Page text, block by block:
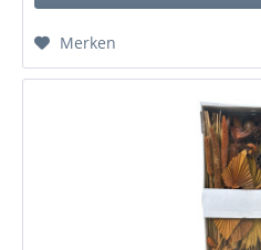
Merken